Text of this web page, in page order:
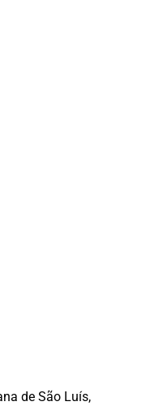
deSão Luís,